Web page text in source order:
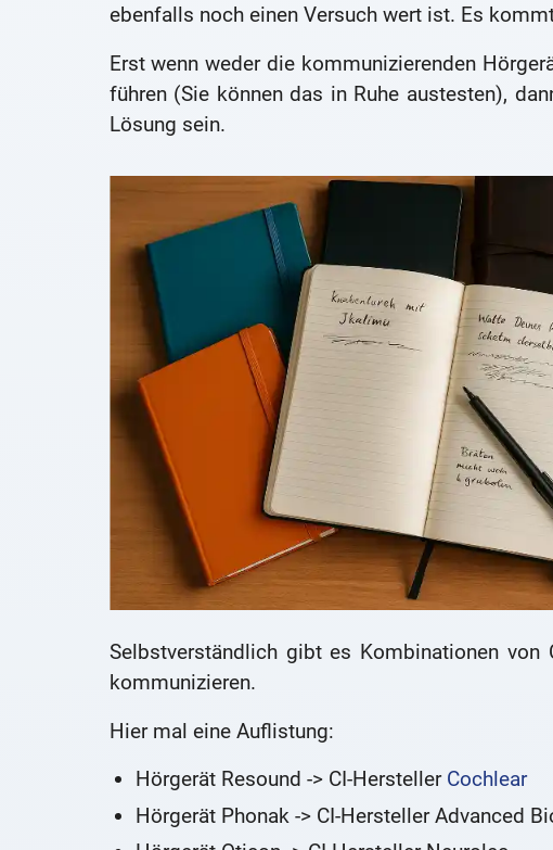
ebenfalls noch einen Versuch wert ist. Es
Erst wenn weder die kommunizierenden
führen (Sie können das in Ruhe austesten),
Lösung sein.
Selbstverständlich gibt es Kombinationen
kommunizieren.
Hier mal eine Auflistung:
Hörgerät Resound -> CI-Hersteller Cochlear
Hörgerät Phonak -> CI-Hersteller Advanced